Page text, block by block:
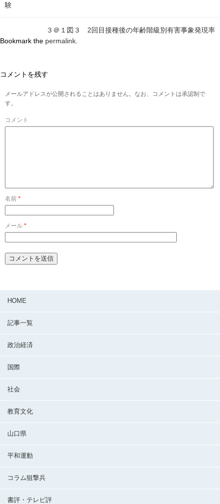
験
３＠１図３ 2回目接種後の年齢階級別有害事象発現率
Bookmark the permalink
コメントを残す
メールアドレスが公開されることはありません。なお、コメントは承認制で
す。
コメント
名前 *
メール *
HOME
記事一覧
政治経済
国際
社会
教育文化
山口県
平和運動
コラム狙撃兵
書評・テレビ評